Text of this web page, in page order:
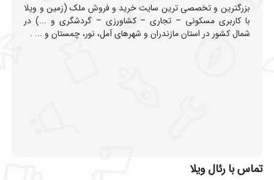
بزرگترین و تخصصی ترین سایت خرید و فروش ملک (زمین و ویلا
با کاربری مسکونی – تجاری – کشاورزی – گردشگری و ...) در
شمال کشور در استان مازندران و شهرهای آمل، نور، چمستان و ... .
تماس با رئال ویلا